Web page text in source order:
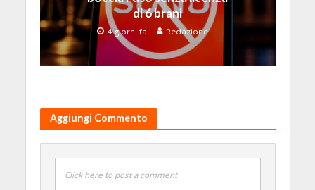
di 6 brani
4 giorni fa Redazione
Aggiungi Commento
Click here to post a comment